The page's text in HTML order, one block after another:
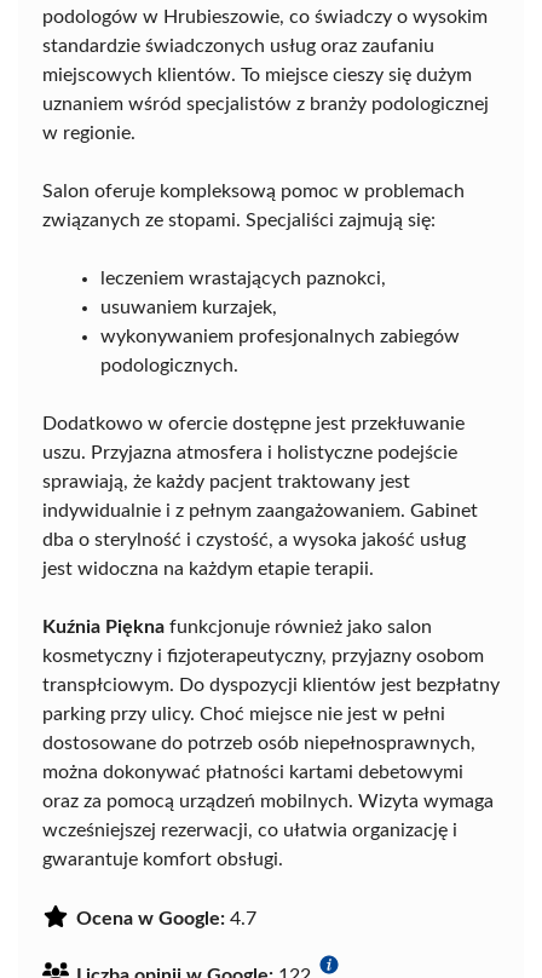
podologów w Hrubieszowie, co świadczy o wysokim
standardzie świadczonych usług oraz zaufaniu
miejscowych klientów. To miejsce cieszy się dużym
uznaniem wśród specjalistów z branży podologicznej
w regionie.
Salon oferuje kompleksową pomoc w problemach
związanych ze stopami. Specjaliści zajmują się:
leczeniem wrastających paznokci,
usuwaniem kurzajek,
wykonywaniem profesjonalnych zabiegów
podologicznych.
Dodatkowo w ofercie dostępne jest przekłuwanie
uszu. Przyjazna atmosfera i holistyczne podejście
sprawiają, że każdy pacjent traktowany jest
indywidualnie i z pełnym zaangażowaniem. Gabinet
dba o sterylność i czystość, a wysoka jakość usług
jest widoczna na każdym etapie terapii.
Kuźnia Piękna funkcjonuje również jako salon
kosmetyczny i fizjoterapeutyczny, przyjazny osobom
transpłciowym. Do dyspozycji klientów jest bezpłatny
parking przy ulicy. Choć miejsce nie jest w pełni
dostosowane do potrzeb osób niepełnosprawnych,
można dokonywać płatności kartami debetowymi
oraz za pomocą urządzeń mobilnych. Wizyta wymaga
wcześniejszej rezerwacji, co ułatwia organizację i
gwarantuje komfort obsługi.
Ocena w Google: 4.7